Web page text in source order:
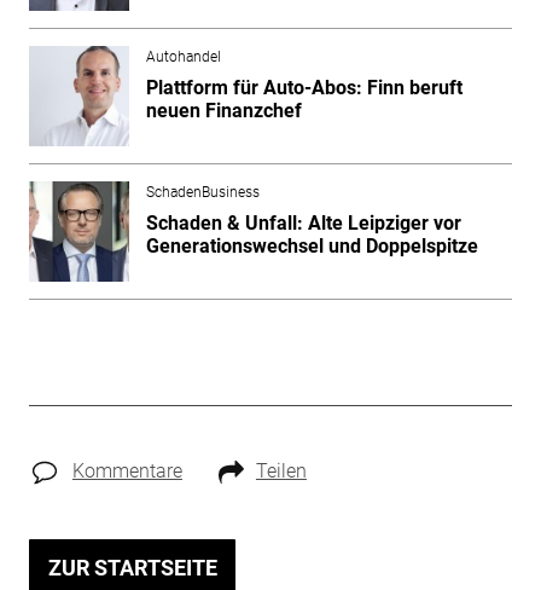
Autohandel
Plattform für Auto-Abos: Finn beruft
neuen Finanzchef
SchadenBusiness
Schaden & Unfall: Alte Leipziger vor
Generationswechsel und Doppelspitze
Kommentare Teilen
ZUR STARTSEITE